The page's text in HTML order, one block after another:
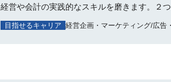
経営や会計の実践的なスキルを磨きます。２
目指せるキャリア 経営企画・マーケティング/広告